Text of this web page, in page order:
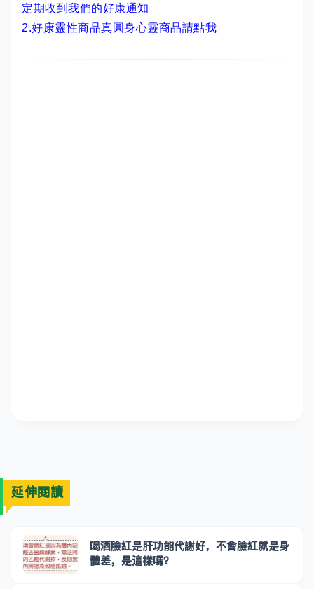
定期收到我們的好康通知
2.好康靈性商品真圓身心靈商品請點我
延伸閱讀
喝酒臉紅是肝功能代謝好，不會臉紅就是身
體差，是這樣嗎？